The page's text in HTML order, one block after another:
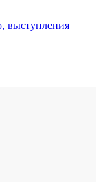
выступления